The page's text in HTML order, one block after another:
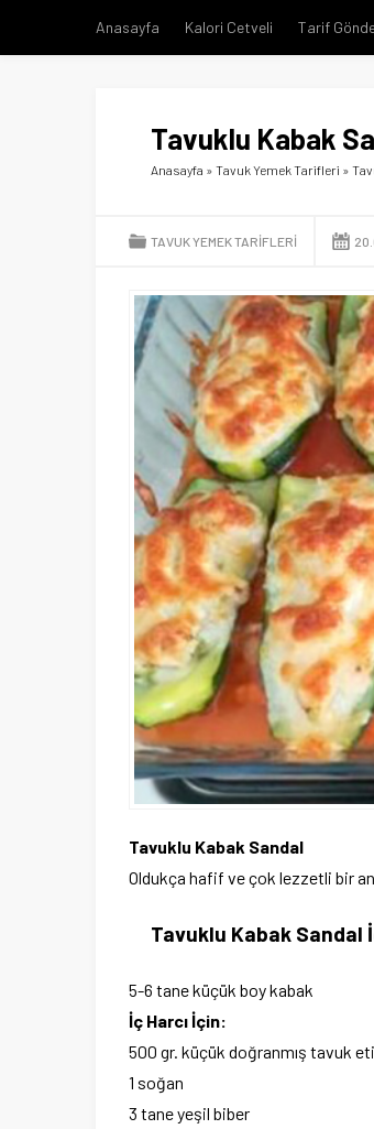
Anasayfa Kalori Cetveli Tarif
Tavuklu Kabak
Anasayfa » Tavuk Yemek Tarifleri »
TAVUK YEMEK TARIFLERI
Tavuklu Kabak Sandal
Oldukça hafif ve çok lezzetli bir
Tavuklu Kabak Sandal
5-6 tane küçük boy kabak
İç Harcı İçin:
500 gr. küçük doğranmış tavuk eti
1 soğan
3 tane yeşil biber